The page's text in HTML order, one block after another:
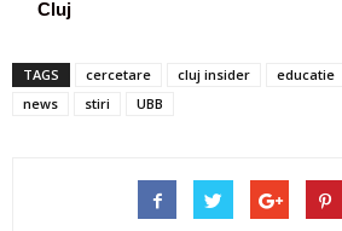
Cluj
TAGS cercetare cluj insider educatie
news
stiri UBB